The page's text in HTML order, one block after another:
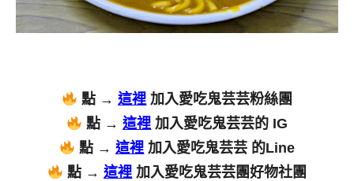
點 → 這裡 加入愛吃鬼芸芸粉絲團
點 →這裡 加入愛吃鬼芸芸的 IG
點 →這裡 加入愛吃鬼芸芸 的Line
點 → 這裡 加入愛吃鬼芸芸團好物社團